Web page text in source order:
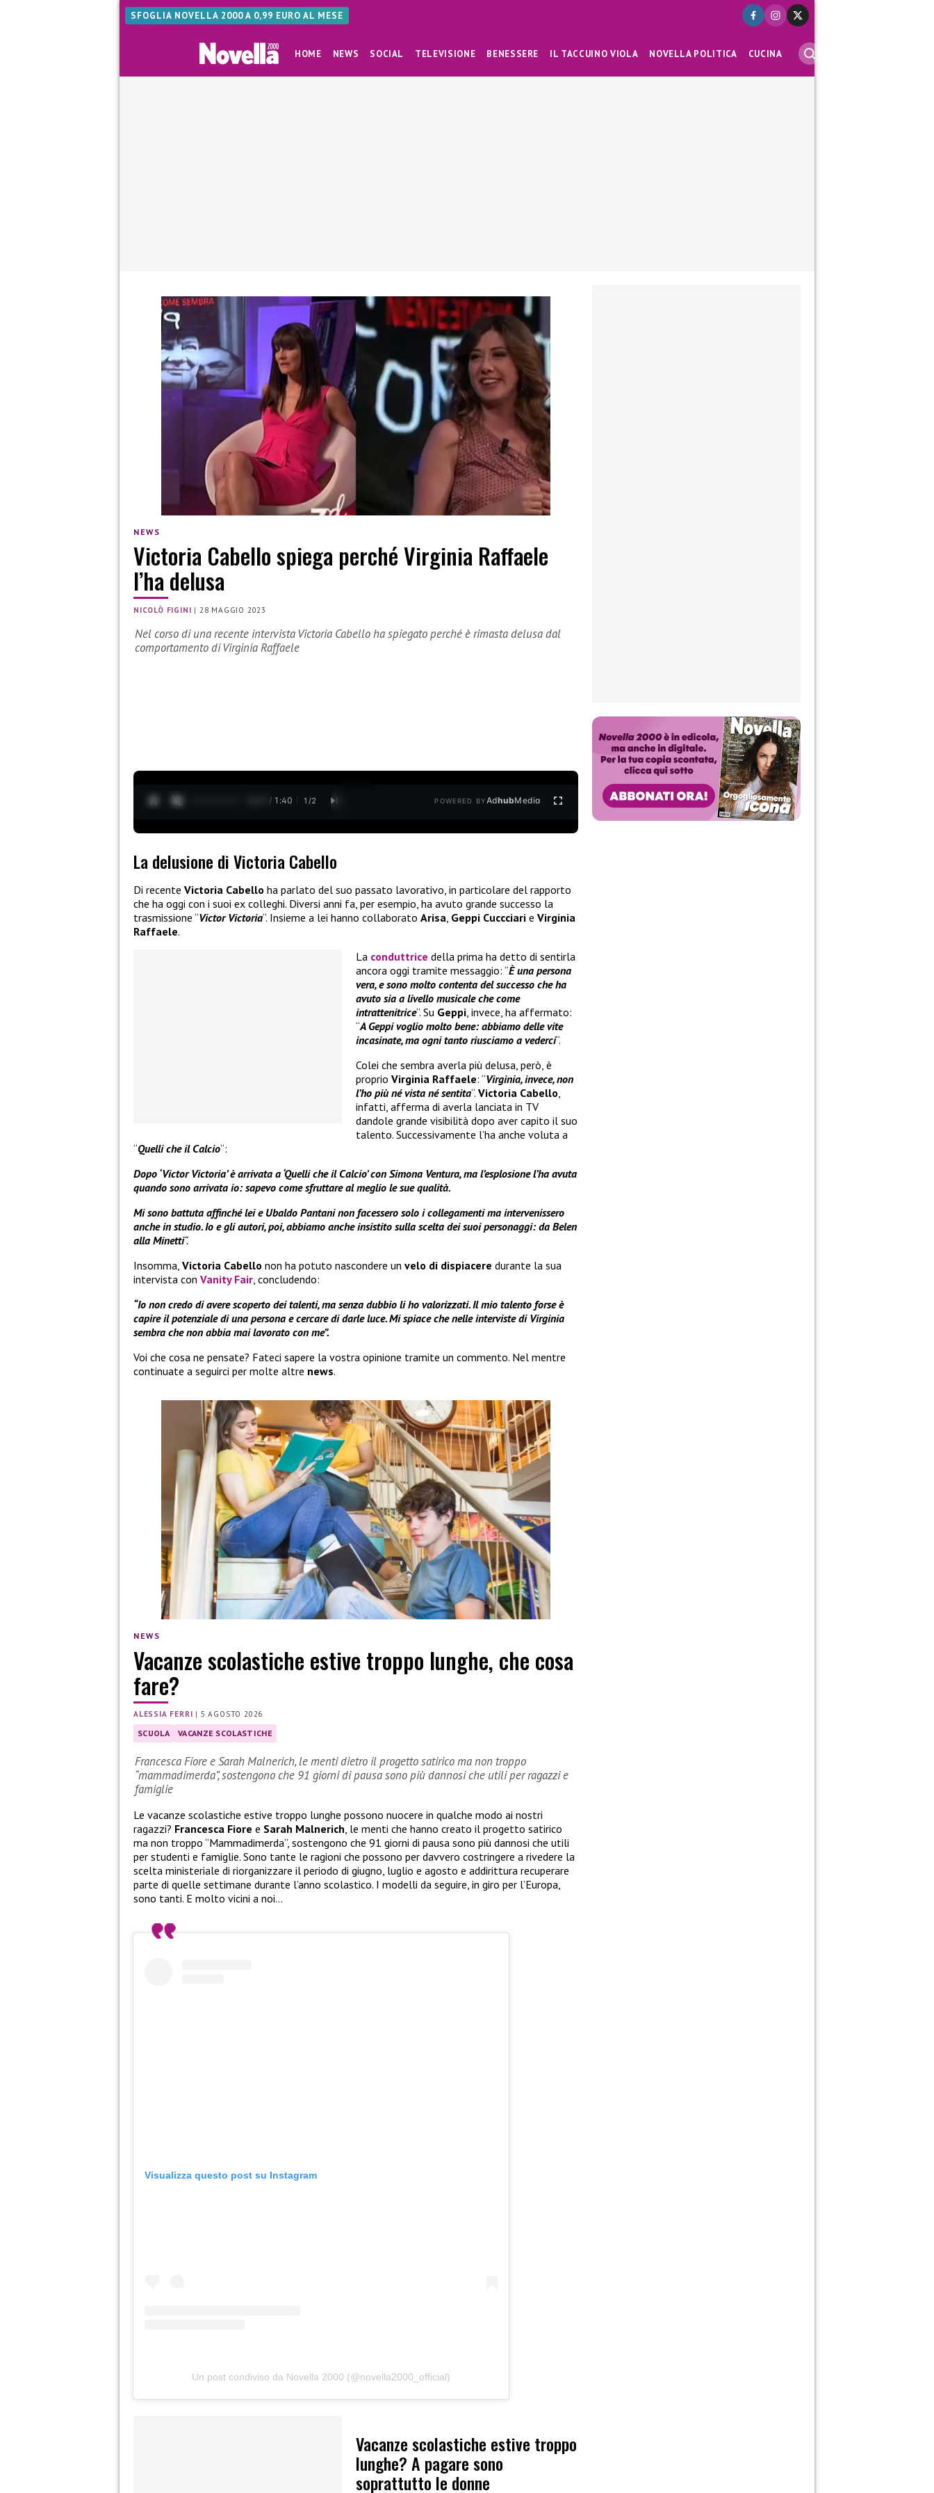
SFOGLIA NOVELLA 2000 A 0,99 EURO AL MESE
HOME NEWS SOCIAL TELEVISIONE BENESSERE IL TACCUINO VIOLA NOVELLA POLITICA CUCINA
NEWS
Victoria Cabello spiega perché Virginia Raffaele
l’ha delusa
NICOLÒ FIGINI | 28 MAGGIO 2023
Nel corso di una recente intervista Victoria Cabello ha spiegato perché è rimasta delusa dal
comportamento di Virginia Raffaele
0:28 / 1:40 1 /2 POWERED BYAdhubMedia
La delusione di Victoria Cabello
Di recente Victoria Cabello ha parlato del suo passato lavorativo, in particolare del rapporto
che ha oggi con i suoi ex colleghi. Diversi anni fa, per esempio, ha avuto grande successo la
trasmissione “Victor Victoria“. Insieme a lei hanno collaborato Arisa, Geppi Cuccciari e Virginia
Raffaele.
La conduttrice della prima ha detto di sentirla
ancora oggi tramite messaggio: “È una persona
vera, e sono molto contenta del successo che ha
avuto sia a livello musicale che come
intrattenitrice“. Su Geppi, invece, ha affermato:
“A Geppi voglio molto bene: abbiamo delle vite
incasinate, ma ogni tanto riusciamo a vederci“.
Colei che sembra averla più delusa, però, è
proprio Virginia Raffaele: “Virginia, invece, non
l’ho più né vista né sentita“. Victoria Cabello,
infatti, afferma di averla lanciata in TV
dandole grande visibilità dopo aver capito il suo
talento. Successivamente l’ha anche voluta a
“Quelli che il Calcio“:
Dopo ‘Victor Victoria’ è arrivata a ‘Quelli che il Calcio’ con Simona Ventura, ma l’esplosione l’ha avuta
quando sono arrivata io: sapevo come sfruttare al meglio le sue qualità.
Mi sono battuta affinché lei e Ubaldo Pantani non facessero solo i collegamenti ma intervenissero
anche in studio. Io e gli autori, poi, abbiamo anche insistito sulla scelta dei suoi personaggi: da Belen
alla Minetti“.
Insomma, Victoria Cabello non ha potuto nascondere un velo di dispiacere durante la sua
intervista con Vanity Fair, concludendo:
“Io non credo di avere scoperto dei talenti, ma senza dubbio li ho valorizzati. Il mio talento forse è
capire il potenziale di una persona e cercare di darle luce. Mi spiace che nelle interviste di Virginia
sembra che non abbia mai lavorato con me”.
Voi che cosa ne pensate? Fateci sapere la vostra opinione tramite un commento. Nel mentre
continuate a seguirci per molte altre news.
NEWS
Vacanze scolastiche estive troppo lunghe, che cosa
fare?
ALESSIA FERRI | 5 AGOSTO 2026
SCUOLA VACANZE SCOLASTICHE
Francesca Fiore e Sarah Malnerich, le menti dietro il progetto satirico ma non troppo
“mammadimerda”, sostengono che 91 giorni di pausa sono più dannosi che utili per ragazzi e
famiglie
Le vacanze scolastiche estive troppo lunghe possono nuocere in qualche modo ai nostri
ragazzi? Francesca Fiore e Sarah Malnerich, le menti che hanno creato il progetto satirico
ma non troppo “Mammadimerda”, sostengono che 91 giorni di pausa sono più dannosi che utili
per studenti e famiglie. Sono tante le ragioni che possono per davvero costringere a rivedere la
scelta ministeriale di riorganizzare il periodo di giugno, luglio e agosto e addirittura recuperare
parte di quelle settimane durante l’anno scolastico. I modelli da seguire, in giro per l’Europa,
sono tanti. E molto vicini a noi…
Visualizza questo post su Instagram
Un post condiviso da Novella 2000 (@novella2000_official)
Vacanze scolastiche estive troppo
lunghe? A pagare sono
soprattutto le donne